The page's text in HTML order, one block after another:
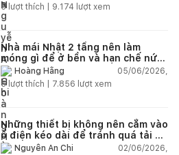
5lượt thích | 9.174 lượt xem
Nhà mái Nhật 2 tầng nên làm
móng gì để ở bền và hạn chế nứt
lún?Hoàng Hằng
05/06/2026,
5lượt thích | 7.856 lượt xem
Những thiết bị không nên cắm vào
ổ điện kéo dài để tránh quá tải và
chập cháy trong nhà
Nguyễn An Chi
02/06/2026,